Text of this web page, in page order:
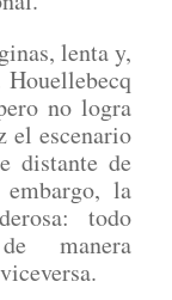
lenta y,
no logra
el escenario
distante de
la
todo
manera